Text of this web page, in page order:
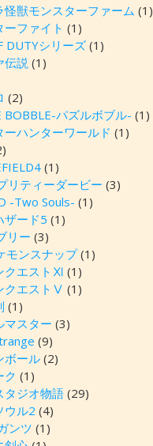
怪獣モンスターファーム (1)
ーファイト (1)
DUTYシリーズ(1)
伝説(1)
(2)
BOBBLE-パズルボブル- (1)
ーハンターワールド (1)
(1)
リティーダービー (3)
-Two Souls- (1)
ザード5 (1)
リー (3)
モンスナップ(1)
クエストⅪ (1)
クエストⅤ (1)
(1)
マスター (3)
(9)
ボール(2)
ク (1)
タジオ物語(29)
ウル2 (4)
ンツ (1)